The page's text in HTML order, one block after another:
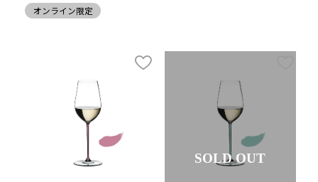
オンライン限定
SOLD OUT